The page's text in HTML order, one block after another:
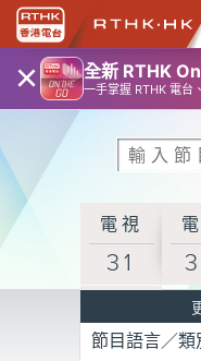
× 全新 RTHK
一手掌握 RTHK 電台
電視
31
R3
節目語言／類